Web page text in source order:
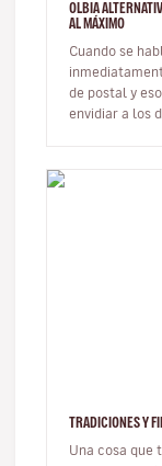
OLBIA
AL MÁXIMO
Cuando se
de postal y
envidiar a los
TRADICIONES Y
Una cosa que